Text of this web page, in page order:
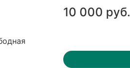
10 000 руб.